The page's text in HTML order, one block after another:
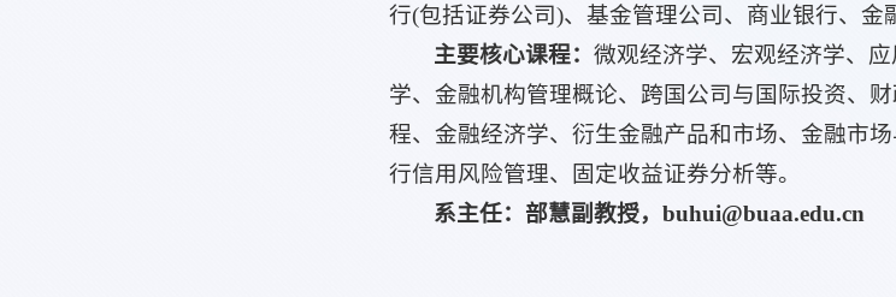
行(包括证券公司)、基金管理公司、商业银行、金
主要核心课程：微观经济学、宏观经济学、
学、金融机构管理概论、跨国公司与国际投资、
程、金融经济学、衍生金融产品和市场、金融市
行信用风险管理、固定收益证券分析等。
系主任：部慧副教授，buhui@buaa.edu.cn